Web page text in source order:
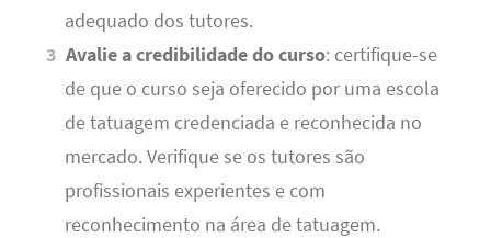
adequado dos tutores.
Avalie a credibilidade do curso: certifique-se
de que o curso seja oferecido por uma escola
de tatuagem credenciada e reconhecida no
mercado. Verifique se os tutores são
profissionais experientes e com
reconhecimento na área de tatuagem.